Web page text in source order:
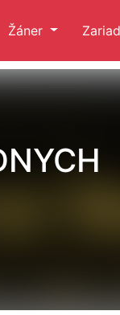
Žáner